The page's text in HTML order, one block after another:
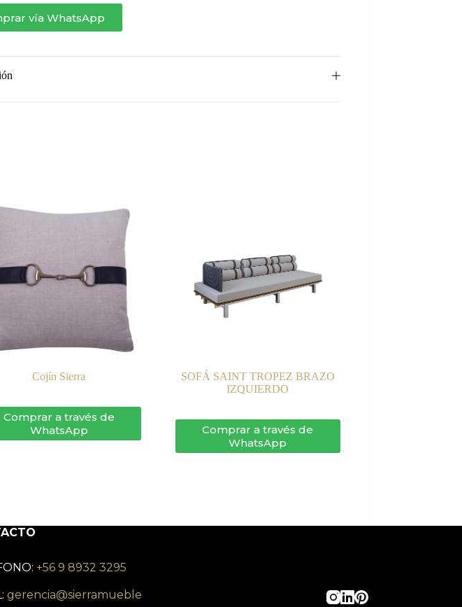
vía WhatsApp
Cojín Sierra
Comprar a través de
WhatsApp
SOFÁ SAINT TROPEZ BRAZO
IZQUIERDO
Comprar a través de
WhatsApp
+56 9 8932 3295
gerencia@sierramueble